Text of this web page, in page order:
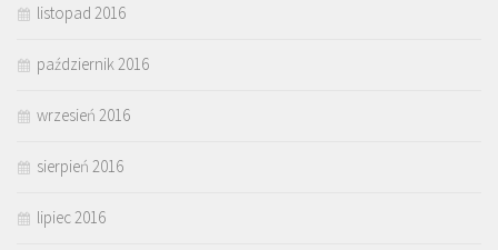
listopad 2016
październik 2016
wrzesień 2016
sierpień 2016
lipiec 2016